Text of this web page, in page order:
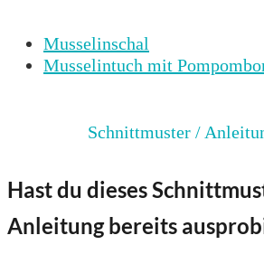
Musselinschal
Musselintuch mit
Schnittmuster /
Hast du dieses
Anleitung bereits